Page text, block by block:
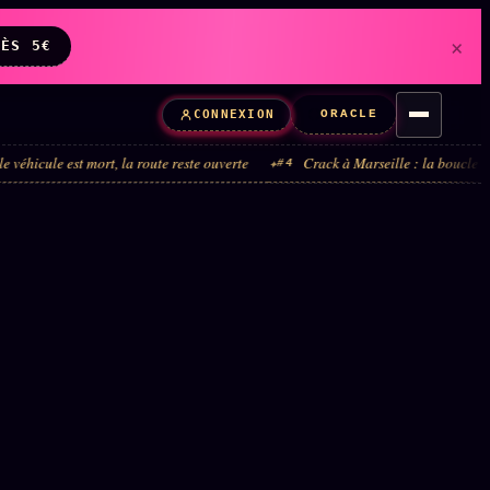
5€ ×
CONNEXION ORACLE
la route reste ouverte #4 Crack à Marseille : la boucle